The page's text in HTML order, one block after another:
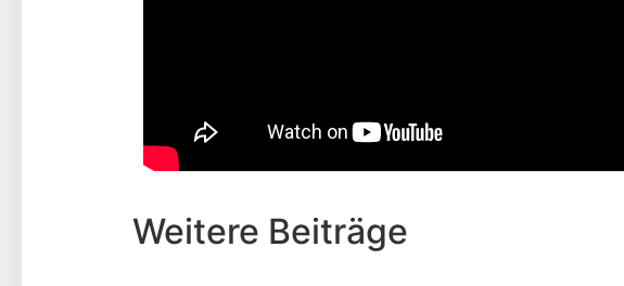
Weitere Beiträge